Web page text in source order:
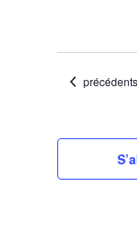
Évènements
précédents